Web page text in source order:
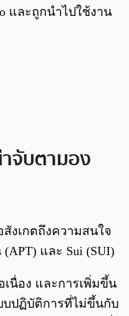
และถูกนำไปใช้งาน
จับตามอง
สังเกตถึงความสนใจ
และ Sui (SUI)
เนื่อง และการเพิ่มขึ้น
บปฏิบัติการที่ไม่ขึ้นกับ